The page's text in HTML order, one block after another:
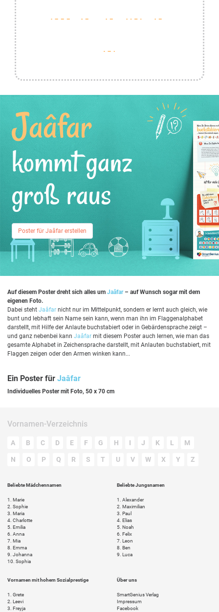
Jaâfar
kommt ganz
groß raus
Poster für Jaâfar erstellen
Auf diesem Poster dreht sich alles um Jaâfar– auf Wunsch sogar mit dem
eigenen Foto.
Dabei steht Jaâfar nicht nur im Mittelpunkt, sondern er lernt auch gleich, wie
bunt und lebhaft sein Name sein kann, wenn man ihn im Flaggenalphabet
darstellt, mit Hilfe der Anlaute buchstabiert oder in Gebärdensprache zeigt –
und ganz nebenbei kann Jaâfar mit diesem Poster auch lernen, wie man das
gesamte Alphabet in Zeichensprache darstellt, mit Anlauten buchstabiert, mit
Flaggen zeigen oder den Armen winken kann...
Ein Poster für Jaâfar
Individuelles Poster mit Foto, 50 x 70 cm
Vornamen-Verzeichnis
A B C D E F G H I J K L M
N O P Q R S T U V W X Y Z
Beliebte Mädchennamen
1.
Marie
2. Sophie
3. Maria
4. Charlotte
5. Emilia
6. Anna
7. Mia
8. Emma
9. Johanna
10. Sophia
Beliebte Jungsnamen
1.
Alexander
2. Maximilian
3. Paul
4. Elias
5. Noah
6. Felix
7. Leon
8. Ben
9. Luca
Vornamen mit hohem Sozialprestige
1.
Grete
2. Leevi
3. Freyja
Über uns
SmartGenius Verlag
Impressum
Facebook